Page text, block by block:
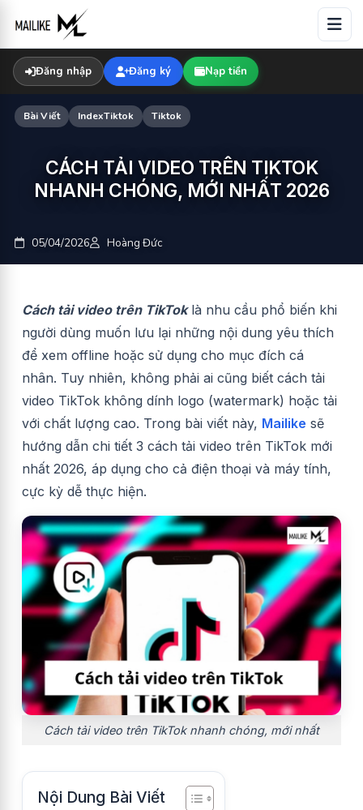
content
Đăng nhập Đăng ký Nạp tiền
Bài Viết IndexTiktok Tiktok
CÁCH TẢI VIDEO TRÊN TIKTOK
NHANH CHÓNG, MỚI NHẤT 2026
05/04/2026 Hoàng Đức
Cách tải video trên TikToklà nhu cầu phổ biến khi
người dùng muốn lưu lại những nội dung yêu thích
để xem offline hoặc sử dụng cho mục đích cá
nhân. Tuy nhiên, không phải ai cũng biết cách tải
video TikTok không dính logo (watermark) hoặc tải
với chất lượng cao. Trong bài viết này, Mailike sẽ
hướng dẫn chi tiết 3 cách tải video trên TikTok mới
nhất 2026, áp dụng cho cả điện thoại và máy tính,
cực kỳ dễ thực hiện.
Cách tải video trên TikTok nhanh chóng, mới nhất
Nội Dung Bài Viết